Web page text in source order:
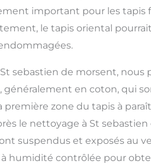
important pour les tapis
le tapis oriental
sebastien de morsent, nous
généralement en coton, qui
zone du tapis à
le nettoyage à St sebastien
suspendus et exposés au
humidité contrôlée pour